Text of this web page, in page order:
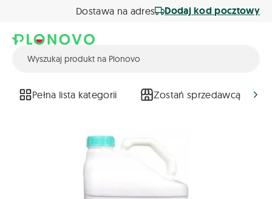
Dostawa na adres Dodaj kod pocztowy
Pełna lista kategorii Zostań sprzedawcą